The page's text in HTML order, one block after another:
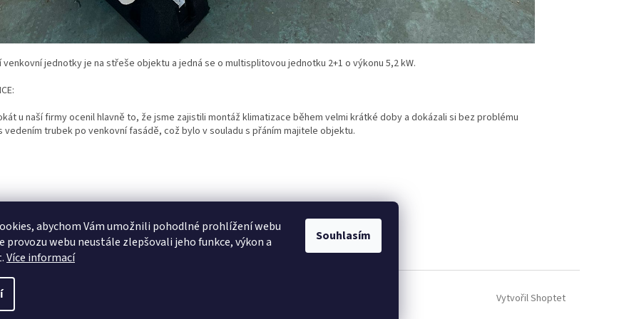
abychom Vám umožnili pohodlné prohlížení webu
provozu webu neustále zlepšovali jeho funkce, výkon a
Více informací
Souhlasím
venkovní jednotky je na střeše objektu a jedná se o multisplitovou jednotku 2+1 o výkonu 5,2 kW.
u naší firmy ocenil hlavně to, že jsme zajistili montáž klimatizace během velmi krátké doby a dokázali si bez problému
vedením trubek po venkovní fasádě, což bylo v souladu s přáním majitele objektu.
PŘEDCHOZÍ ČLÁNEK DALŠÍ ČLÁNEK
Vytvořil Shoptet